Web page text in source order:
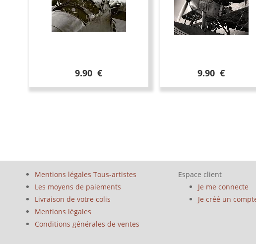
9.90 € 9.90 €
Mentions légales Tous-artistes
Les moyens de paiements
Livraison de votre colis
Mentions légales
Conditions générales de ventes
Espace client
Je me connecte
Je créé un